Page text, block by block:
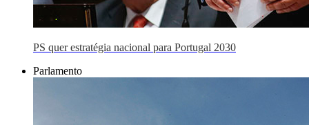
PS quer estratégia nacional para Portugal 2030
Parlamento